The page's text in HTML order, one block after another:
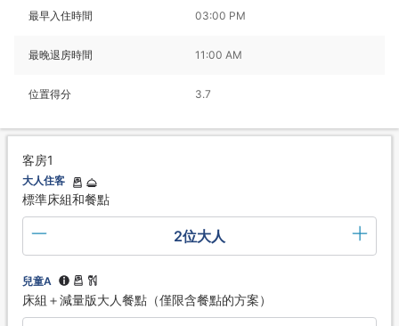
最早入住時間 03:00 PM
最晚退房時間 11:00 AM
位置得分 3.7
客房1
大人住客
標準床組和餐點
2位大人
兒童A
床組＋減量版大人餐點（僅限含餐點的方案）